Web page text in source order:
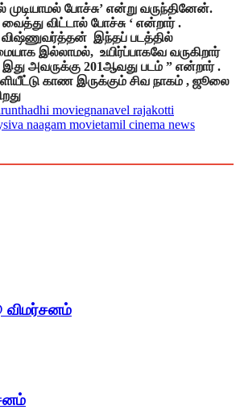
போச்சு’ என்று வருந்தினேன்.
விட்டால் போச்சு ‘ என்றார் .
இந்தப் படத்தில்
இல்லாமல், உயிர்ப்பாகவே வருகிறார்
அவருக்கு 201ஆவது படம் ” என்றார் .
காண இருக்கும் சிவ நாகம் , ஜூலை
moviegnanavel rajakotti
siva naagam movietamil cinema news
விமர்சனம்